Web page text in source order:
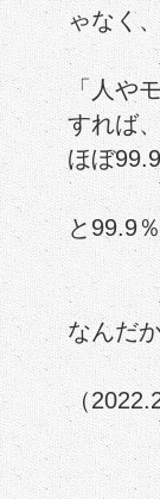
ゃなく
「人や
すれば
ほぼ
と99.9
なんだ
（